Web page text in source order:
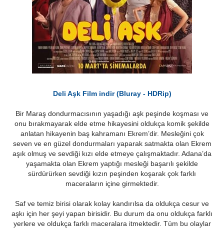
Deli Aşk Film indir (Bluray - HDRip)
Bir Maraş dondurmacısının yaşadığı aşk peşinde koşması ve
onu bırakmayarak elde etme hikayesini oldukça komik şekilde
anlatan hikayenin baş kahramanı Ekrem’dir. Mesleğini çok
seven ve en güzel dondurmaları yaparak satmakta olan Ekrem
aşık olmuş ve sevdiği kızı elde etmeye çalışmaktadır. Adana’da
yaşamakta olan Ekrem yaptığı mesleği başarılı şekilde
sürdürürken sevdiği kızın peşinden koşarak çok farklı
maceraların içine girmektedir.
Saf ve temiz birisi olarak kolay kandırılsa da oldukça cesur ve
aşkı için her şeyi yapan birisidir. Bu durum da onu oldukça farklı
yerlere ve oldukça farklı maceralara itmektedir. Tüm bu olaylar